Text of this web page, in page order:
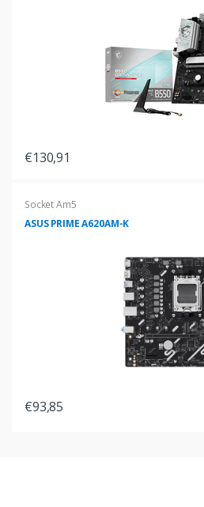
€130,91
Socket Am5
ASUS PRIME A620AM-K
€93,85